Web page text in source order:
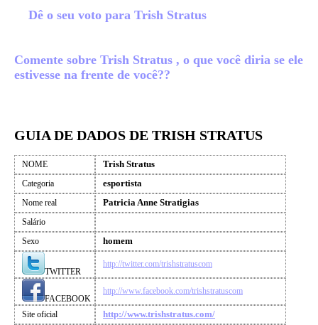
Dê o seu voto para Trish Stratus
Comente sobre Trish Stratus , o que você diria se ele
estivesse na frente de você??
GUIA DE DADOS DE TRISH STRATUS
NOME Trish Stratus
Categoria esportista
Nome real Patricia Anne Stratigias
Salário
Sexo
homem
TWITTER
http://twitter.com/trishstratuscom
FACEBOOK
http://www.facebook.com/trishstratuscom
Site oficial http://www.trishstratus.com/